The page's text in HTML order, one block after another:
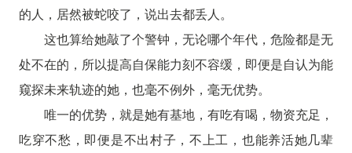
的人，居然被蛇咬了，说出去都丢人。
这也算给她敲了个警钟，无论哪个年代，危险都是无
处不在的，所以提高自保能力刻不容缓，即便是自认为能
窥探未来轨迹的她，也毫不例外，毫无优势。
唯一的优势，就是她有基地，有吃有喝，物资充足，
吃穿不愁，即便是不出村子，不上工，也能养活她几辈